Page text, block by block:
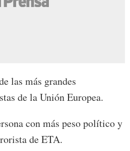
las más grandes
de la Unión Europea.
con más peso político y
de ETA.